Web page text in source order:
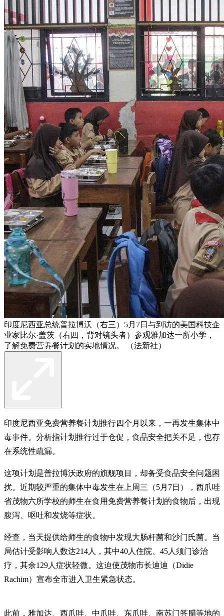
印度尼西亚总统普拉博沃（右三）5月7日与到访的美国科技企
业家比尔·盖茨（右四，背对镜头者）参观雅加达一所小学，
了解免费营养餐计划的实地情况。 （法新社）
印度尼西亚免费营养餐计划推行四个月以来，一再发生集体中
毒事件。分析指计划推行过于仓促，食品安全把关不足，也存
在系统性疏漏。
这项计划是普拉博沃政府的旗舰项目，却备受食品安全问题困
扰。近期较严重的集体中毒发生在上周三（5月7日），西爪哇
省茂物六所学校的师生在食用免费营养餐计划的食物后，出现
腹泻、呕吐和发烧等症状。
经查，当天提供给师生的食物中发现大肠杆菌和沙门氏菌。当
局估计受影响人数达214人，其中40人住院、45人须门诊治
疗，其余129人症状轻微。这迫使茂物市长迪迪（Didie
Rachim）宣布全市进入卫生紧急状态。
此前，雅加达、西爪哇、中爪哇、东爪哇、南苏门答腊等地的